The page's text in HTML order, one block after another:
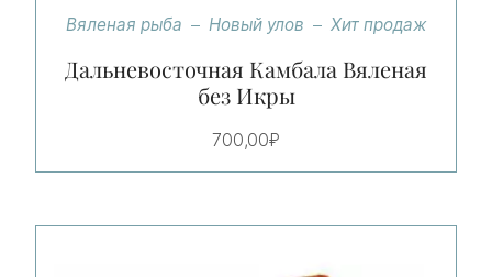
Вяленая рыба Новый улов Хит продаж
Дальневосточная Камбала Вяленая
без Икры
700,00₽